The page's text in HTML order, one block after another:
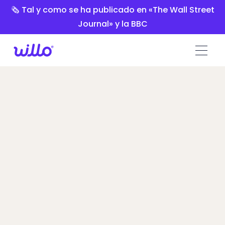
Please
includes
🗞️ Tal y como se ha publicado en «The Wall Street
Journal» y la BBC